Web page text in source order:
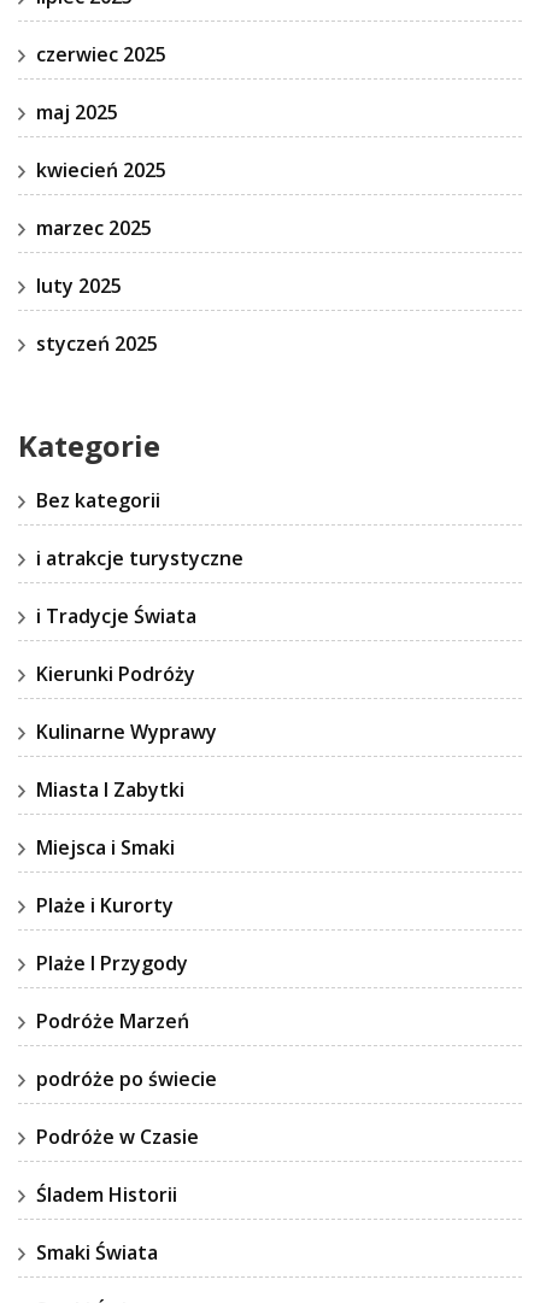
czerwiec 2025
maj 2025
kwiecień 2025
marzec 2025
luty 2025
styczeń 2025
Kategorie
Bez kategorii
i atrakcje turystyczne
i Tradycje Świata
Kierunki Podróży
Kulinarne Wyprawy
Miasta I Zabytki
Miejsca i Smaki
Plaże i Kurorty
Plaże I Przygody
Podróże Marzeń
podróże po świecie
Podróże w Czasie
Śladem Historii
Smaki Świata